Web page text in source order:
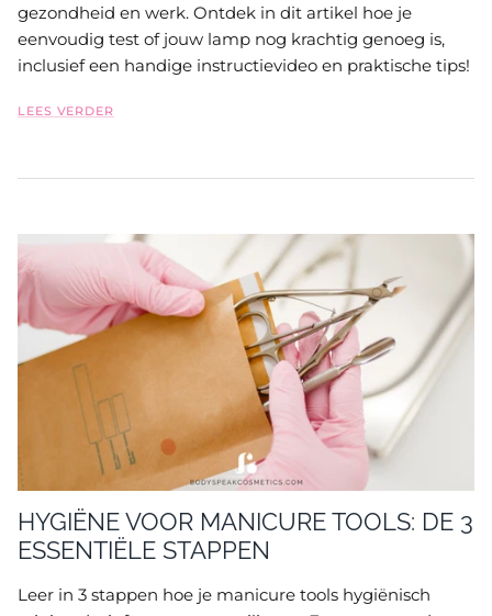
gezondheid en werk. Ontdek in dit artikel hoe je
eenvoudig test of jouw lamp nog krachtig genoeg is,
inclusief een handige instructievideo en praktische tips!
LEES VERDER
HYGIËNE VOOR MANICURE TOOLS: DE 3
ESSENTIËLE STAPPEN
Leer in 3 stappen hoe je manicure tools hygiënisch